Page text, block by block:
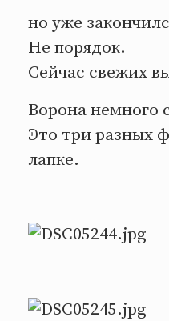
но уже
Не порядок.
Сейчас свежих
Ворона немного
Это три разных
лапке.